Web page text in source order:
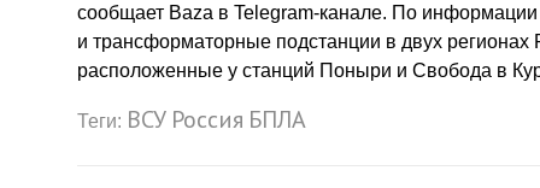
сообщает Baza в Telegram-канале. По информации
и трансформаторные подстанции в двух
расположенные у станций Поныри и Свобода в
Теги: ВСУ Россия БПЛА